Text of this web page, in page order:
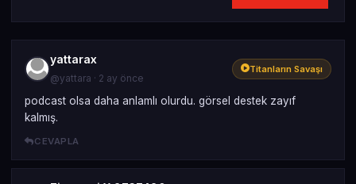
yattarax
@yattara · 2 ay önce
Titanların Savaşı
podcast olsa daha anlamlı olurdu. görsel destek zayıf
kalmış.
CEVAPLA